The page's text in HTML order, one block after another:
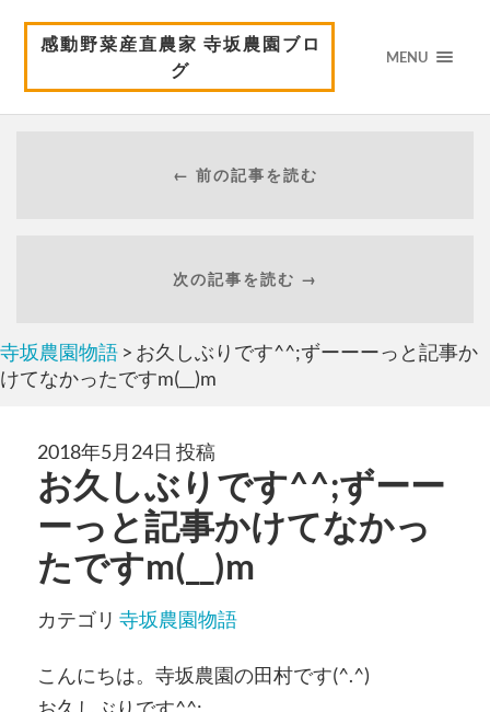
感動野菜産直農家 寺坂農園ブロ
グ
MENU
← 前の記事を読む
次の記事を読む →
寺坂農園物語 > お久しぶりです^^;ずーーーっと記事か
けてなかったですm(__)m
2018年5月24日 投稿
お久しぶりです^^;ずーー
ーっと記事かけてなかっ
たですm(__)m
カテゴリ 寺坂農園物語
こんにちは。寺坂農園の田村です(^.^)
お久しぶりです^^;